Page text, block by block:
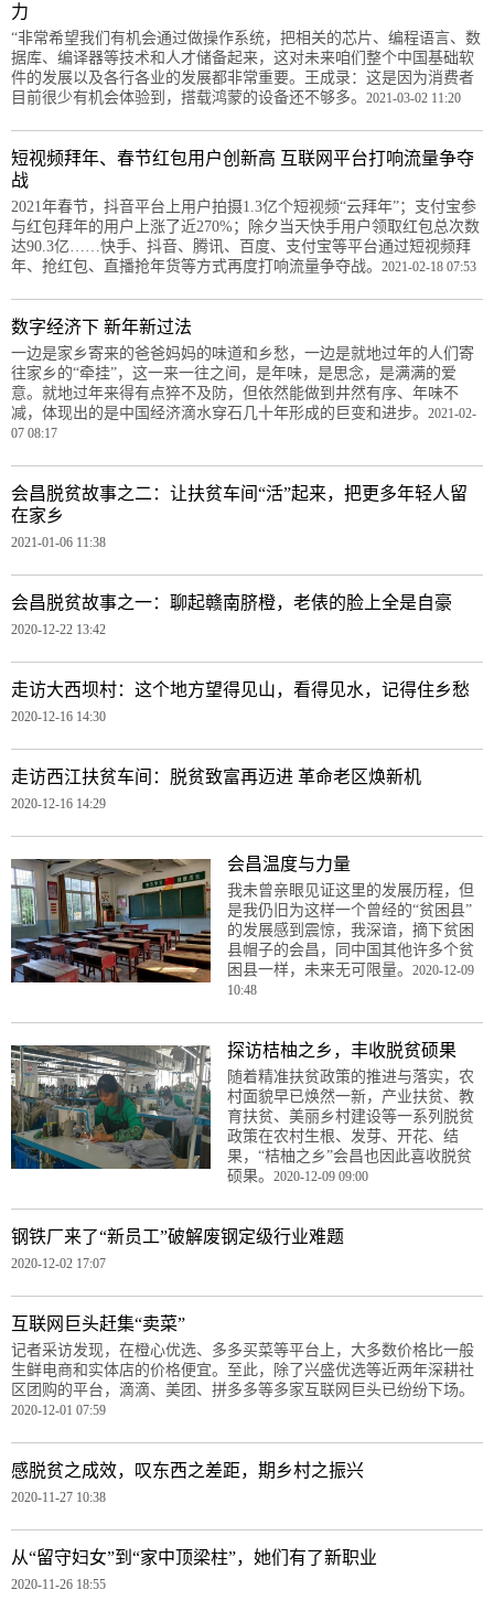
力
“非常希望我们有机会通过做操作系统，把相关的芯片、编程语言、数
据库、编译器等技术和人才储备起来，这对未来咱们整个中国基础软
件的发展以及各行各业的发展都非常重要。王成录：这是因为消费者
目前很少有机会体验到，搭载鸿蒙的设备还不够多。 2021-03-02 11:20
短视频拜年、春节红包用户创新高 互联网平台打响流量争夺
战
2021年春节，抖音平台上用户拍摄1.3亿个短视频“云拜年”；支付宝参
与红包拜年的用户上涨了近270%；除夕当天快手用户领取红包总次数
达90.3亿……快手、抖音、腾讯、百度、支付宝等平台通过短视频拜
年、抢红包、直播抢年货等方式再度打响流量争夺战。 2021-02-18 07:53
数字经济下 新年新过法
一边是家乡寄来的爸爸妈妈的味道和乡愁，一边是就地过年的人们寄
往家乡的“牵挂”，这一来一往之间，是年味，是思念，是满满的爱
意。就地过年来得有点猝不及防，但依然能做到井然有序、年味不
减，体现出的是中国经济滴水穿石几十年形成的巨变和进步。 2021-02-
07 08:17
会昌脱贫故事之二：让扶贫车间“活”起来，把更多年轻人留
在家乡
2021-01-06 11:38
会昌脱贫故事之一：聊起赣南脐橙，老俵的脸上全是自豪
2020-12-22 13:42
走访大西坝村：这个地方望得见山，看得见水，记得住乡愁
2020-12-16 14:30
走访西江扶贫车间：脱贫致富再迈进 革命老区焕新机
2020-12-16 14:29
会昌温度与力量
我未曾亲眼见证这里的发展历程，但
是我仍旧为这样一个曾经的“贫困县”
的发展感到震惊，我深谙，摘下贫困
县帽子的会昌，同中国其他许多个贫
困县一样，未来无可限量。 2020-12-09
10:48
探访桔柚之乡，丰收脱贫硕果
随着精准扶贫政策的推进与落实，农
村面貌早已焕然一新，产业扶贫、教
育扶贫、美丽乡村建设等一系列脱贫
政策在农村生根、发芽、开花、结
果，“桔柚之乡”会昌也因此喜收脱贫
硕果。 2020-12-09 09:00
钢铁厂来了“新员工”破解废钢定级行业难题
2020-12-02 17:07
互联网巨头赶集“卖菜”
记者采访发现，在橙心优选、多多买菜等平台上，大多数价格比一般
生鲜电商和实体店的价格便宜。至此，除了兴盛优选等近两年深耕社
区团购的平台，滴滴、美团、拼多多等多家互联网巨头已纷纷下场。
2020-12-01 07:59
感脱贫之成效，叹东西之差距，期乡村之振兴
2020-11-27 10:38
从“留守妇女”到“家中顶梁柱”，她们有了新职业
2020-11-26 18:55